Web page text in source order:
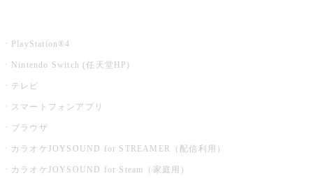
PlayStation®4
Nintendo Switch (任天堂HP)
テレビ
スマートフォンアプリ
ブラウザ
カラオケJOYSOUND for STREAMER（配信利用）
カラオケJOYSOUND for Steam（家庭用）